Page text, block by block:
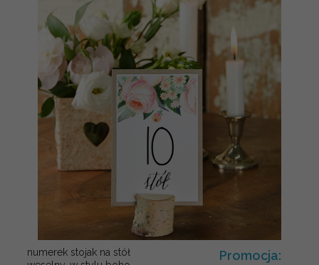
numerek stojak na stół
Promocja: